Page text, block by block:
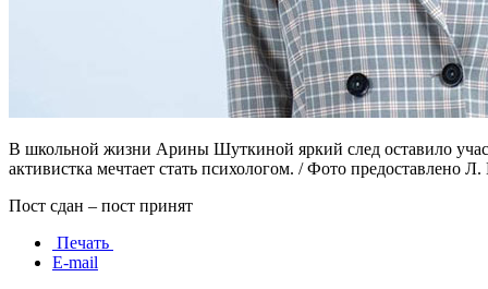
В школьной жизни Арины Шуткиной яркий след оставило
активистка мечтает стать психологом. / Фото предоставлено
Пост сдан – пост принят
Печать
E-mail